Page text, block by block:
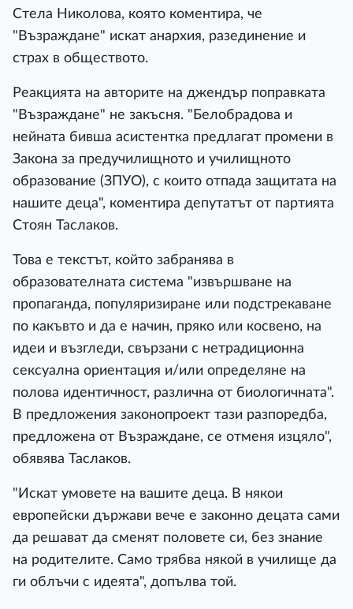
Стела Николова, която коментира, че
"Възраждане" искат анархия, разединение и
страх в обществото.
Реакцията на авторите на джендър поправката
"Възраждане" не закъсня. "Белобрадова и
нейната бивша асистентка предлагат промени в
Закона за предучилищното и училищното
образование (ЗПУО), с които отпада защитата на
нашите деца", коментира депутатът от партията
Стоян Таслаков.
Това е текстът, който забранява в
образователната система "извършване на
пропаганда, популяризиране или подстрекаване
по какъвто и да е начин, пряко или косвено, на
идеи и възгледи, свързани с нетрадиционна
сексуална ориентация и/или определяне на
полова идентичност, различна от биологичната".
В предложения законопроект тази разпоредба,
предложена от Възраждане, се отменя изцяло",
обявява Таслаков.
"Искат умовете на вашите деца. В някои
европейски държави вече е законно децата сами
да решават да сменят половете си, без знание
на родителите. Само трябва някой в училище да
ги облъчи с идеята", допълва той.